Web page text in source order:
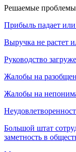
Решаемые
Прибыль падает или
Выручка не растет
Руководство
Жалобы на
Жалобы на
Большой штат
заметность в